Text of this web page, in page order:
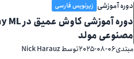
دوره آموزشی زیرنویس فارسی
مصنوعی مولد
مبتدی۲۰۲۵-۰۸-۰۶توسط Nick Harauz